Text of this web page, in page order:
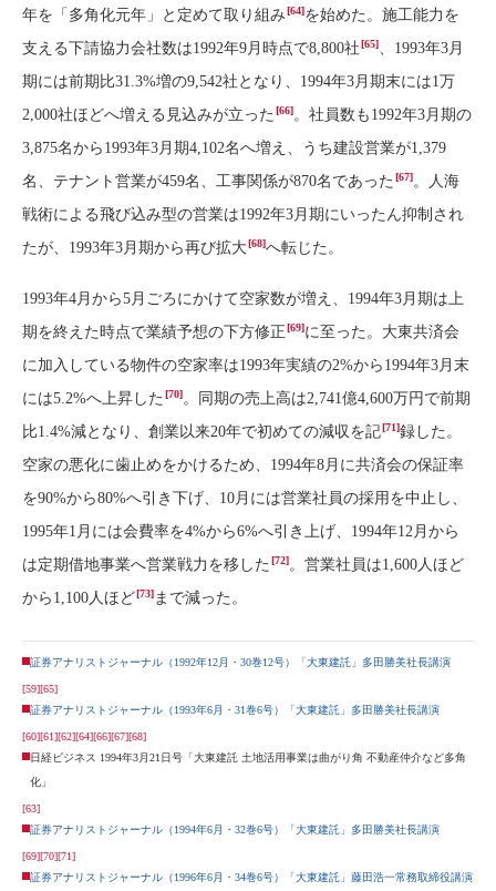
年を「多角化元年」と定めて取り組み[64]を始めた。施工能力を
支える下請協力会社数は1992年9月時点で8,800社[65]、1993年3月
期には前期比31.3%増の9,542社となり、1994年3月期末には1万
2,000社ほどへ増える見込みが立った [66]。社員数も1992年3月期の
3,875名から1993年3月期4,102名へ増え、うち建設営業が1,379
名、テナント営業が459名、工事関係が870名であった [67]。人海
戦術による飛び込み型の営業は1992年3月期にいったん抑制され
たが、1993年3月期から再び拡大[68]へ転じた。
1993年4月から5月ごろにかけて空家数が増え、1994年3月期は上
期を終えた時点で業績予想の下方修正[69]に至った。大東共済会
に加入している物件の空家率は1993年実績の2%から1994年3月末
には5.2%へ上昇した [70]。同期の売上高は2,741億4,600万円で前期
比1.4%減となり、創業以来20年で初めての減収を記[71]録した。
空家の悪化に歯止めをかけるため、1994年8月に共済会の保証率
を90%から80%へ引き下げ、10月には営業社員の採用を中止し、
1995年1月には会費率を4%から6%へ引き上げ、1994年12月から
は定期借地事業へ営業戦力を移した [72]。営業社員は1,600人ほど
から1,100人ほど[73]まで減った。
証券アナリストジャーナル（1992年12月・30巻12号）「大東建託」多田勝美社長講演
[59][65]
証券アナリストジャーナル（1993年6月・31巻6号）「大東建託」多田勝美社長講演
[60][61][62][64][66][67][68]
日経ビジネス 1994年3月21日号「大東建託 土地活用事業は曲がり角 不動産仲介など多角
化」
[63]
証券アナリストジャーナル（1994年6月・32巻6号）「大東建託」多田勝美社長講演
[69][70][71]
証券アナリストジャーナル（1996年6月・34巻6号）「大東建託」藤田浩一常務取締役講演